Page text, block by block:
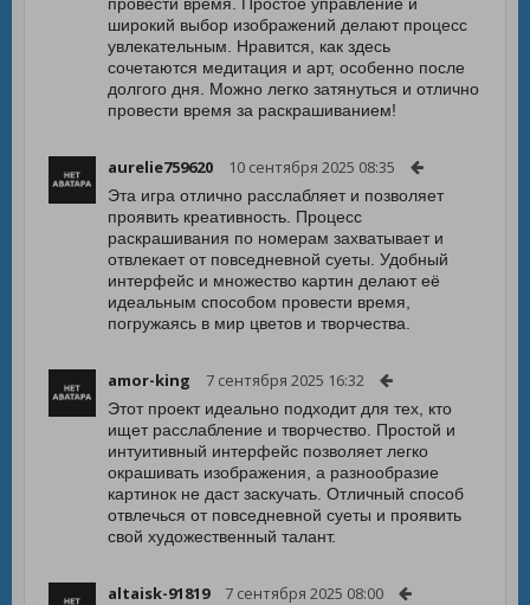
широкий выбор изображений делают процесс
увлекательным. Нравится, как здесь
сочетаются медитация и арт, особенно после
долгого дня. Можно легко затянуться и отлично
провести время за раскрашиванием!
aurelie759620 10 сентября 2025 08:35
Эта игра отлично расслабляет и позволяет
проявить креативность. Процесс
раскрашивания по номерам захватывает и
отвлекает от повседневной суеты. Удобный
интерфейс и множество картин делают её
идеальным способом провести время,
погружаясь в мир цветов и творчества.
amor-king 7 сентября 2025 16:32
Этот проект идеально подходит для тех, кто
ищет расслабление и творчество. Простой и
интуитивный интерфейс позволяет легко
окрашивать изображения, а разнообразие
картинок не даст заскучать. Отличный способ
отвлечься от повседневной суеты и проявить
свой художественный талант.
altaisk-91819 7 сентября 2025 08:00